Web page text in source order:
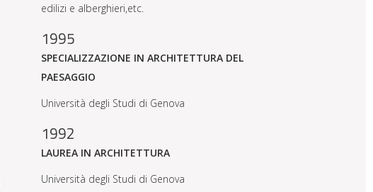
edilizi e alberghieri,etc.
1995
SPECIALIZZAZIONE IN ARCHITETTURA DEL
PAESAGGIO
Università degli Studi di Genova
1992
LAUREA IN ARCHITETTURA
Università degli Studi di Genova